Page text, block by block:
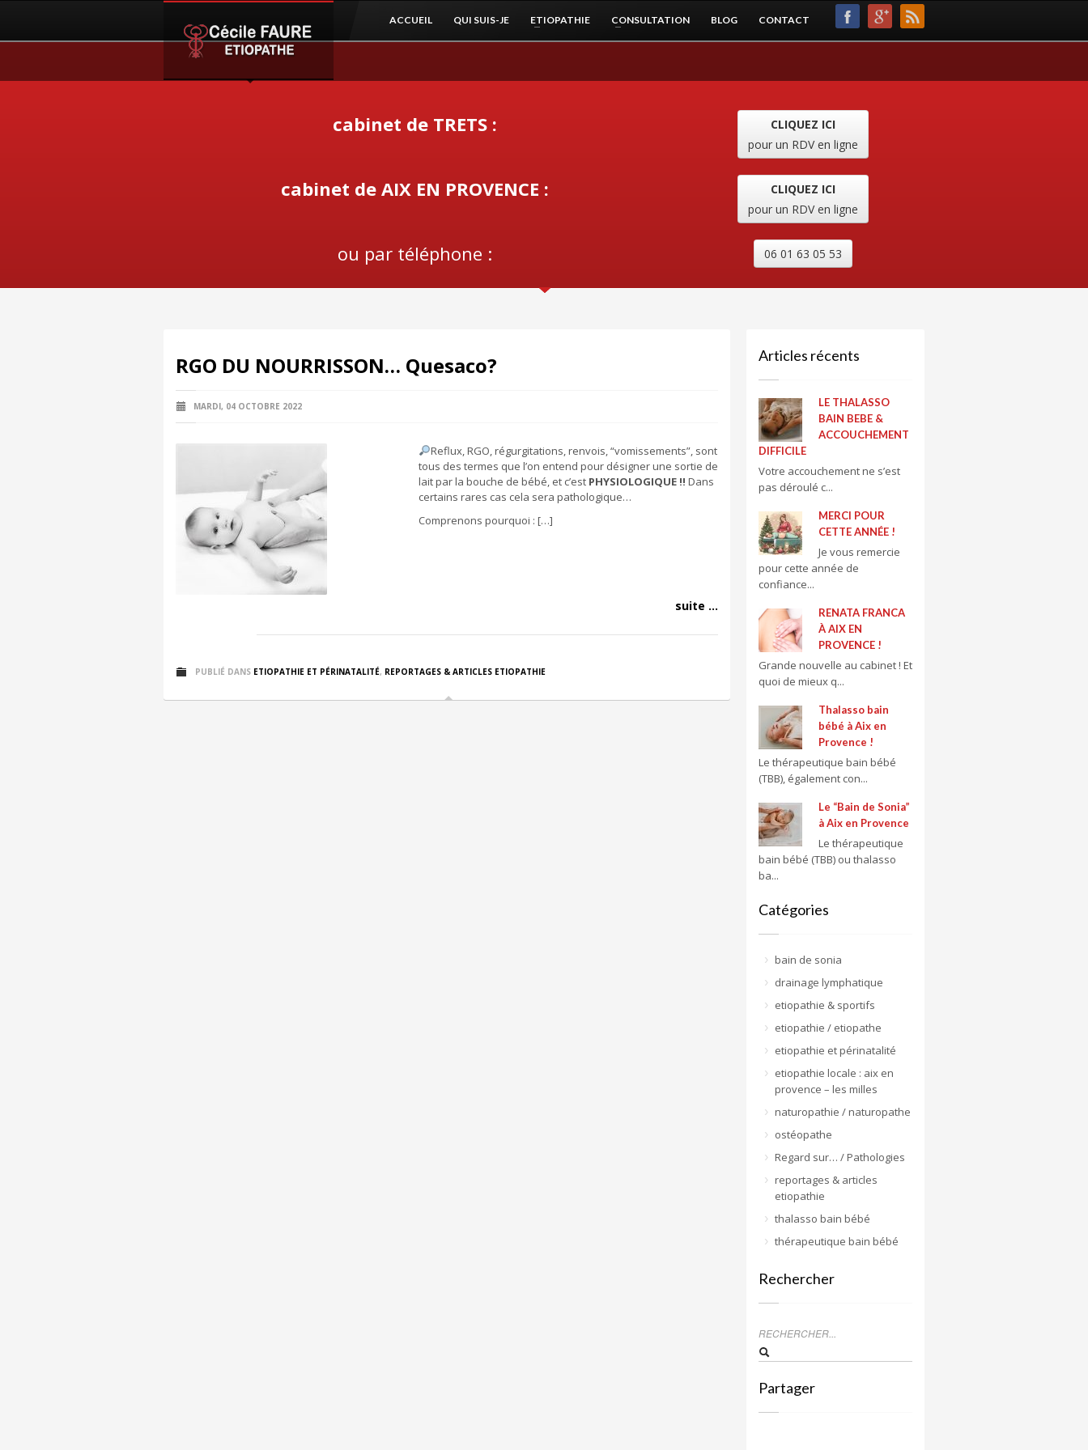
ACCUEIL QUI SUIS-JE ETIOPATHIE CONSULTATION BLOG CONTACT
cabinet de TRETS :
CLIQUEZ ICI
pour un RDV en ligne
cabinet de AIX EN PROVENCE :
CLIQUEZ ICI
pour un RDV en ligne
ou par téléphone : 06 01 63 05 53
RGO DU NOURRISSON… Quesaco?
MARDI, 04 OCTOBRE 2022
Reflux, RGO, régurgitations, renvois, “vomissements”, sont
tous des termes que l’on entend pour désigner une sortie de
lait par la bouche de bébé, et c’est PHYSIOLOGIQUE !! Dans
certains rares cas cela sera pathologique…
Comprenons pourquoi : […]
suite ...
PUBLIÉ DANS ETIOPATHIE ET PÉRINATALITÉ, REPORTAGES & ARTICLES ETIOPATHIE
Articles récents
LE THALASSO
BAIN BEBE &
ACCOUCHEMENT
DIFFICILE
Votre accouchement ne s’est
pas déroulé c...
MERCI POUR
CETTE ANNÉE !
Je vous remercie
pour cette année de
confiance...
RENATA FRANCA
À AIX EN
PROVENCE !
Grande nouvelle au cabinet ! Et
quoi de mieux q...
Thalasso bain
bébé à Aix en
Provence !
Le thérapeutique bain bébé
(TBB), également con...
Le “Bain de Sonia”
à Aix en Provence
Le thérapeutique
bain bébé (TBB) ou thalasso
ba...
Catégories
bain de sonia
drainage lymphatique
etiopathie & sportifs
etiopathie / etiopathe
etiopathie et périnatalité
etiopathie locale : aix en
provence – les milles
naturopathie / naturopathe
ostéopathe
Regard sur… / Pathologies
reportages & articles
etiopathie
thalasso bain bébé
thérapeutique bain bébé
Rechercher
Partager